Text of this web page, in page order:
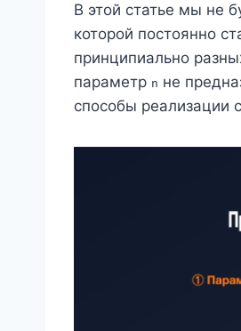
В этой статье мы не
которой постоянно
принципиально
параметр n не
способы реализации